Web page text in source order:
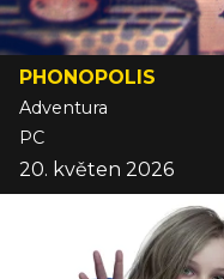
PHONOPOLIS
Adventura
PC
20. květen 2026